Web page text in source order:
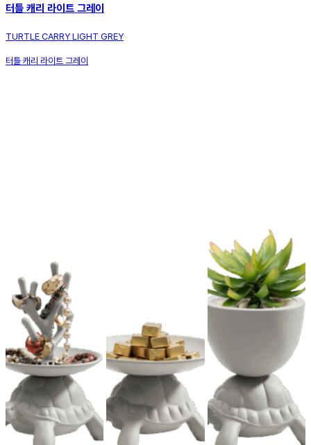
터틀 캐리 라이트 그레이
TURTLE CARRY LIGHT GREY
터틀 캐리 라이트 그레이